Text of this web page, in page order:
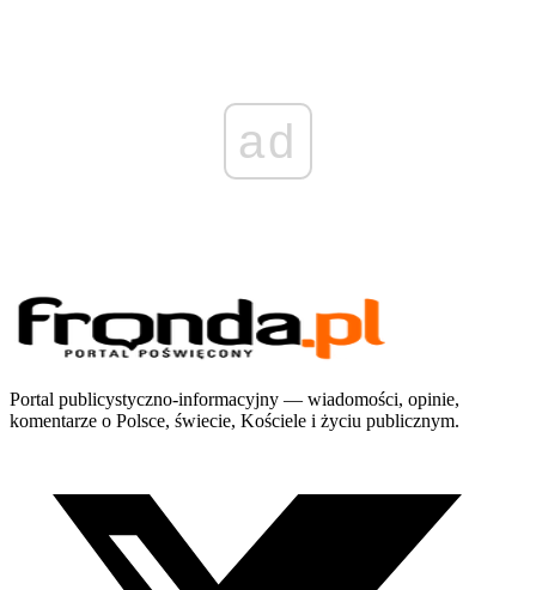
ad
Portal publicystyczno-informacyjny — wiadomości, opinie,
komentarze o Polsce, świecie, Kościele i życiu publicznym.